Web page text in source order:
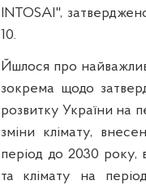
INTOSAI",
10.
Йшлося про
зокрема щодо
розвитку України на
зміни клімату,
період до 2030 року,
та клімату на